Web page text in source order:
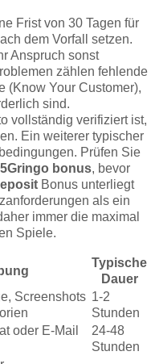
Frist von 30 Tagen für
dem Vorfall setzen.
Anspruch sonst
zählen fehlende
(Know Your Customer),
sind.
vollständig verifiziert ist,
Ein weiterer typischer
Prüfen Sie
5Gringo bonus, bevor
Bonus unterliegt
als ein
immer die maximal
Spiele.
Typische
Dauer
Screenshots 1-2
Stunden
oder E-Mail
24-48
Stunden